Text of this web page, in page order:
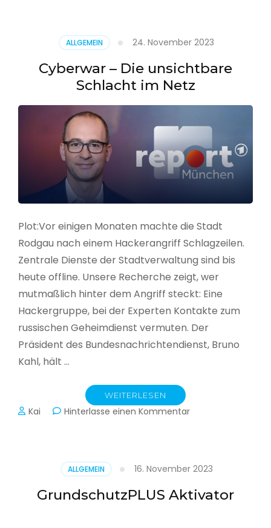
ALLGEMEIN 24. November 2023
Cyberwar – Die unsichtbare
Schlacht im Netz
Plot:Vor einigen Monaten machte die Stadt
Rodgau nach einem Hackerangriff Schlagzeilen.
Zentrale Dienste der Stadtverwaltung sind bis
heute offline. Unsere Recherche zeigt, wer
mutmaßlich hinter dem Angriff steckt: Eine
Hackergruppe, bei der Experten Kontakte zum
russischen Geheimdienst vermuten. Der
Präsident des Bundesnachrichtendienst, Bruno
Kahl, hält …
WEITERLESEN
Kai Hinterlasse einen Kommentarzu
Schlacht
im
Netz
ALLGEMEIN 16. November 2023
GrundschutzPLUS Aktivator